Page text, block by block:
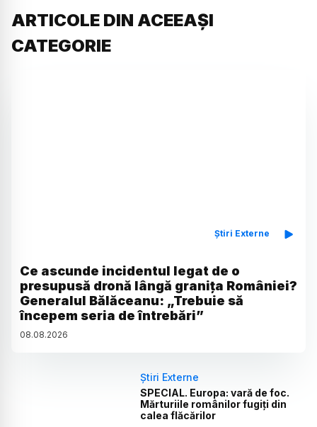
ARTICOLE DIN ACEEAȘI
CATEGORIE
Știri Externe
Ce ascunde incidentul legat de o
presupusă dronă lângă granița României?
Generalul Bălăceanu: „Trebuie să
începem seria de întrebări”
08.08.2026
Știri Externe
SPECIAL. Europa: vară de foc.
Mărturiile românilor fugiți din
calea flăcărilor